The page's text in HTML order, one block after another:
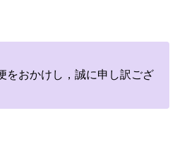
をおかけし，誠に申し訳ござ